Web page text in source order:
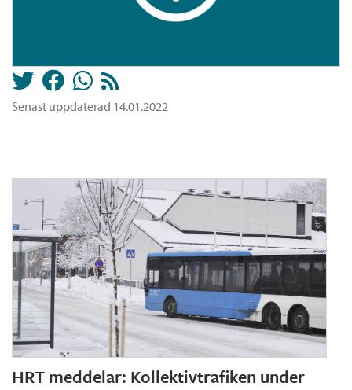
Senast uppdaterad 14.01.2022
HRT meddelar: Kollektivtrafiken under